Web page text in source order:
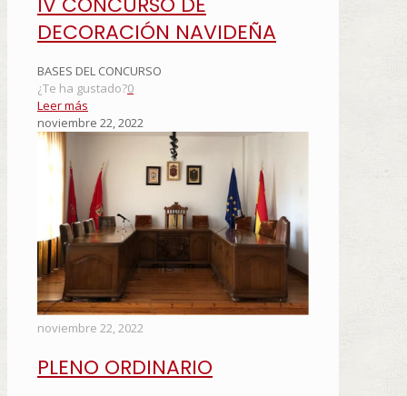
DECORACIÓN NAVIDEÑA
BASES DEL CONCURSO
¿Te ha gustado?0
Leer más
noviembre 22, 2022
noviembre 22, 2022
PLENO ORDINARIO